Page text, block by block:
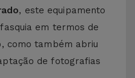
, este equipamento
em termos de
como também abriu
de fotografias